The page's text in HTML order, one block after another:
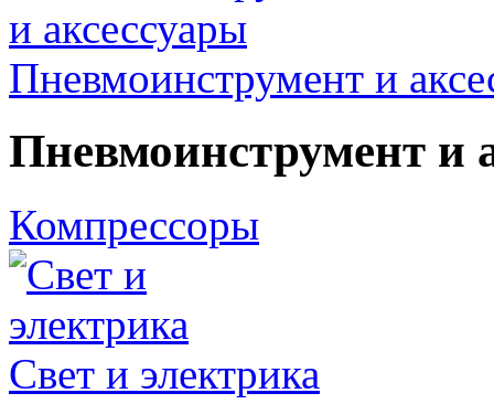
Пневмоинструмент и
Пневмоинструмент и
Компрессоры
Свет и электрика